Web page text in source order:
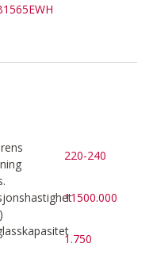
220-240
11500.000
1.750